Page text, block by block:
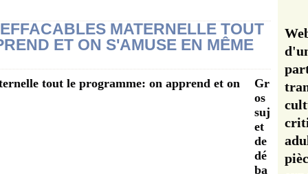
MATERNELLE TOUT
ET ON S'AMUSE EN MÊME
Gr
os
suj
et
de
dé
ba